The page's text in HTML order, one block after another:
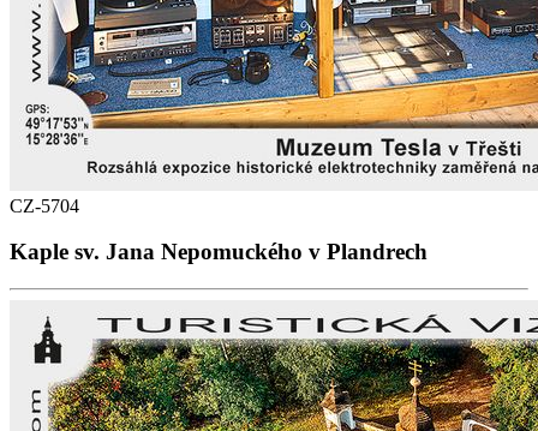
CZ-5704
Kaple sv. Jana Nepomuckého v Plandrech